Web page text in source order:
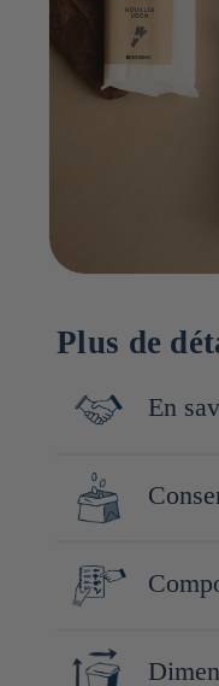
Plus de
En
Une collection
gourmands.
instructions de
100% coton